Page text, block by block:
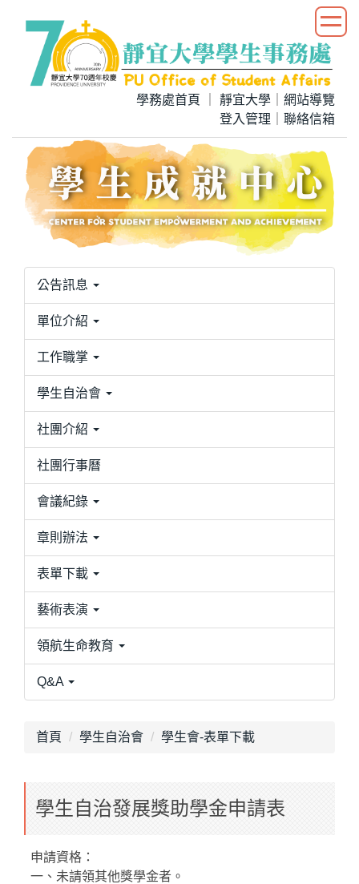
學務處首頁 靜宜大學
網站導覽
登入管理
聯絡信箱
公告訊息
單位介紹
工作職掌
學生自治會
社團介紹
社團行事曆
會議紀錄
章則辦法
表單下載
藝術表演
領航生命教育
Q&A
首頁 學生自治會 學生會-表單下載
學生自治發展獎助學金申請表
申請資格：
一、未請領其他獎學金者。